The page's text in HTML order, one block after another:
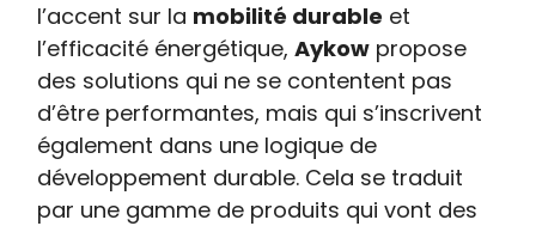
l’accent sur la mobilité durable et
l’efficacité énergétique,Aykow propose
des solutions qui ne se contentent pas
d’être performantes, mais qui s’inscrivent
également dans une logique de
développement durable. Cela se traduit
par une gamme de produits qui vont des